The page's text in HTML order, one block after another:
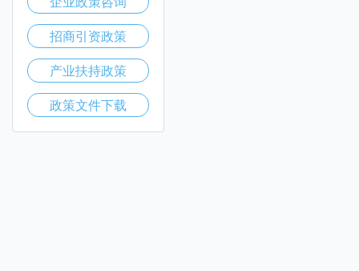
招商引资政策
产业扶持政策
政策文件下载